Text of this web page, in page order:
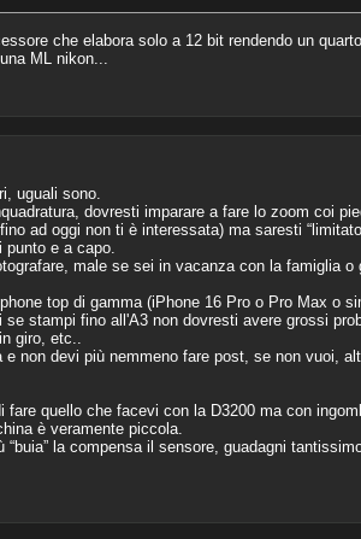
che elabora solo a 12 bit rendendo un
ML nikon...
uguali sono.
dovresti imparare a fare lo zoom coi
ad oggi non ti è interessata) ma saresti
e a capo.
male se sei in vacanza con la famiglia o
top di gamma (iPhone 16 Pro o Pro Max o
stampi fino all'A3 non dovresti avere grossi
giro, etc..
non devi più nemmeno fare post, se non vuoi,
quello che facevi con la D3200 ma con
è veramente piccola.
la compensa il sensore, guadagni